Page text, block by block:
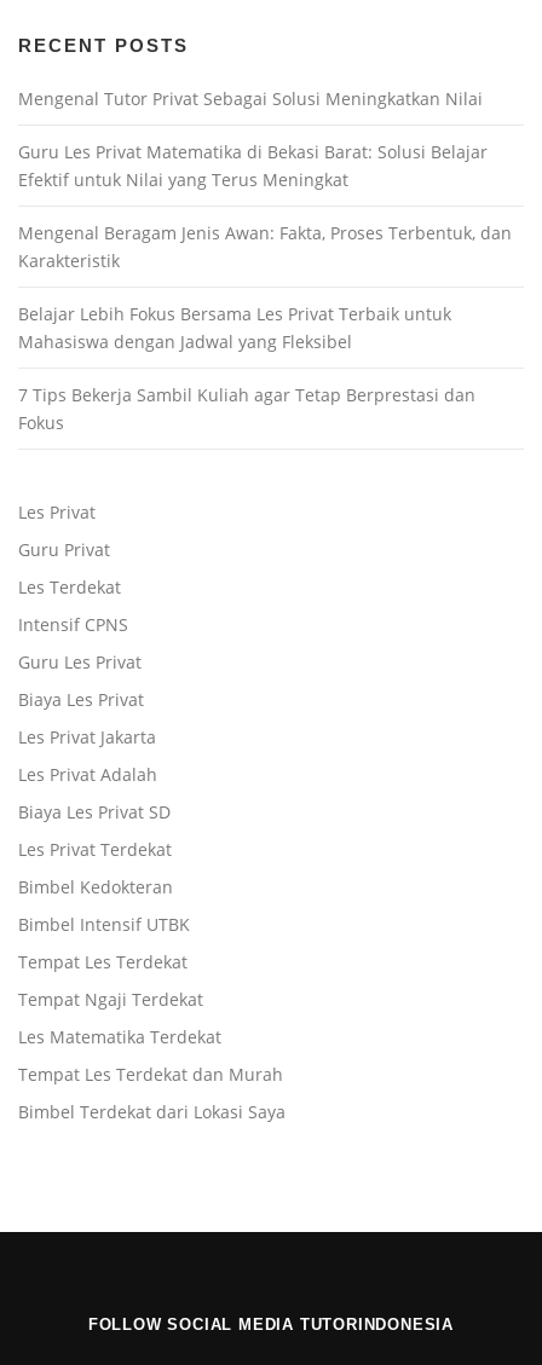
RECENT POSTS
Mengenal Tutor Privat Sebagai Solusi Meningkatkan Nilai
Guru Les Privat Matematika di Bekasi Barat: Solusi Belajar
Efektif untuk Nilai yang Terus Meningkat
Mengenal Beragam Jenis Awan: Fakta, Proses Terbentuk, dan
Karakteristik
Belajar Lebih Fokus Bersama Les Privat Terbaik untuk
Mahasiswa dengan Jadwal yang Fleksibel
7 Tips Bekerja Sambil Kuliah agar Tetap Berprestasi dan
Fokus
Les Privat
Guru Privat
Les Terdekat
Intensif CPNS
Guru Les Privat
Biaya Les Privat
Les Privat Jakarta
Les Privat Adalah
Biaya Les Privat SD
Les Privat Terdekat
Bimbel Kedokteran
Bimbel Intensif UTBK
Tempat Les Terdekat
Tempat Ngaji Terdekat
Les Matematika Terdekat
Tempat Les Terdekat dan Murah
Bimbel Terdekat dari Lokasi Saya
FOLLOW SOCIAL MEDIA TUTORINDONESIA